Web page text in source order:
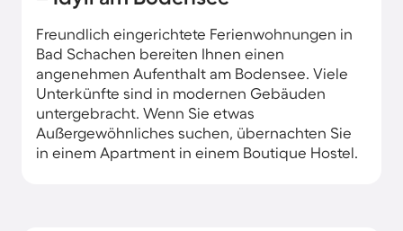
Freundlich eingerichtete Ferienwohnungen in
Bad Schachen bereiten Ihnen einen
angenehmen Aufenthalt am Bodensee. Viele
Unterkünfte sind in modernen Gebäuden
untergebracht. Wenn Sie etwas
Außergewöhnliches suchen, übernachten Sie
in einem Apartment in einem Boutique Hostel.